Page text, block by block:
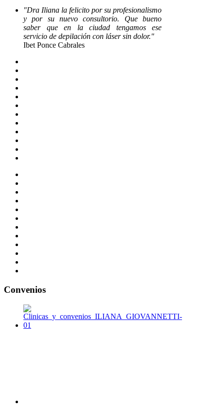
"Dra Iliana la felicito por su profesionalismo
y por su nuevo consultorio. Que bueno
saber que en la ciudad tengamos ese
servicio de depilación con láser sin dolor."
Ibet Ponce Cabrales
Convenios